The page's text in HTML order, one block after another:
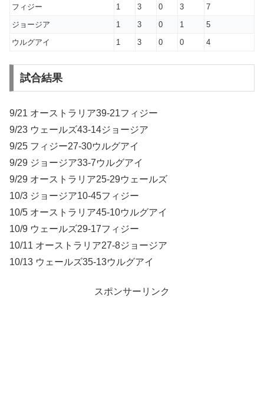
フィジー 1 3 0 3
7
ジョージア
1 3 0 1
5
ウルグアイ
1 3 0 0 4
試合結果
9/21 オーストラリア39-21フィジー
9/23 ウェールズ43-14ジョージア
9/25 フィジー27-30ウルグアイ
9/29 ジョージア33-7ウルグアイ
9/29 オーストラリア25-29ウェールズ
10/3 ジョージア10-45フィジー
10/5 オーストラリア45-10ウルグアイ
10/9 ウェールズ29-17フィジー
10/11 オーストラリア27-8ジョージア
10/13 ウェールズ35-13ウルグアイ
スポンサーリンク